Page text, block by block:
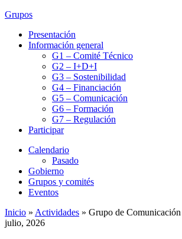
Grupos
Presentación
Información general
G1 – Comité Técnico
G2 – I+D+I
G3 – Sostenibilidad
G4 – Financiación
G5 – Comunicación
G6 – Formación
G7 – Regulación
Participar
Calendario
Pasado
Gobierno
Grupos y comités
Eventos
Inicio » Actividades » Grupo de
julio, 2026